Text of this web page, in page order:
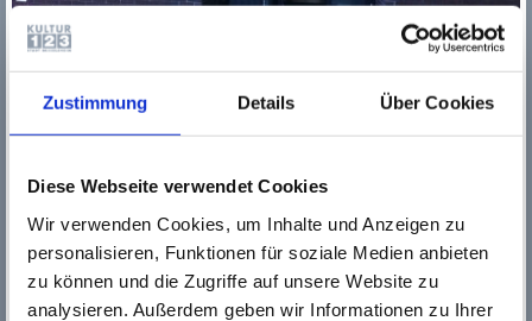
Zustimmung Details Über Cookies
Diese Webseite verwendet Cookies
Wir verwenden Cookies, um Inhalte und Anzeigen zu
personalisieren, Funktionen für soziale Medien anbieten
zu können und die Zugriffe auf unsere Website zu
analysieren. Außerdem geben wir Informationen zu Ihrer
Sebastian-Bach-Straße)
Tel.:
0 61 42 / 83 27 84
Fax.:
0 61 42 / 83 27 86
E-Mail:kultur-theater@
kultur123ruesselsheim.de